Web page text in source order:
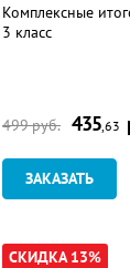
Комплексные
3 класс
499руб. 435,63
ЗАКАЗАТЬ
СКИДКА 13%